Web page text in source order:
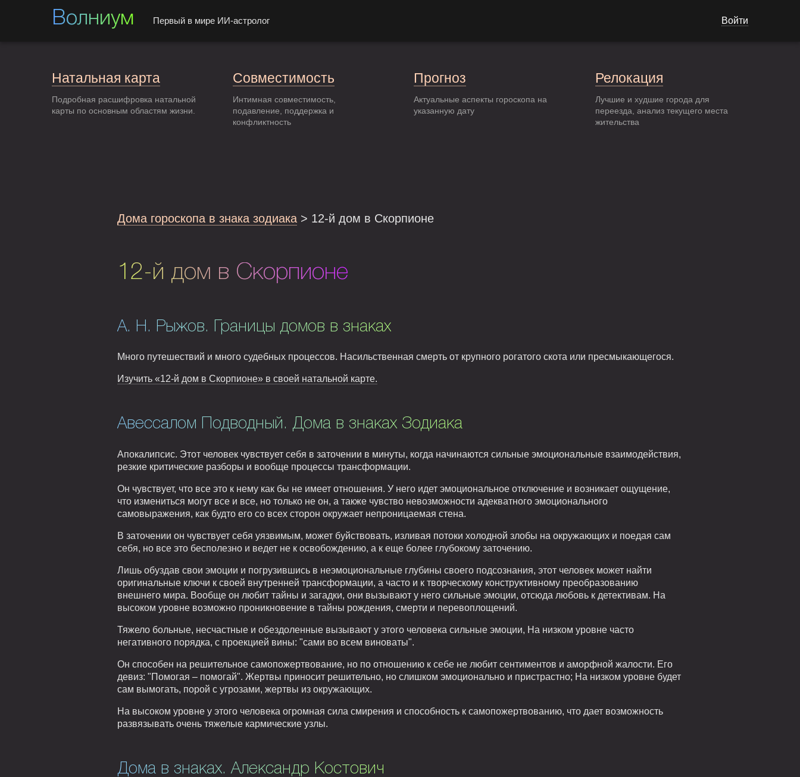
Волниум Первый в мире ИИ-астролог Войти
Натальная карта
Подробная расшифровка натальной
карты по основным областям жизни.
Совместимость
Интимная совместимость,
подавление, поддержка и
конфликтность
Прогноз
Актуальные аспекты гороскопа на
указанную дату
Релокация
Лучшие и худшие города для
переезда, анализ текущего места
жительства
Дома гороскопа в знака зодиака > 12-й дом в Скорпионе
12-й дом в Скорпионе
А. Н. Рыжов. Границы домов в знаках
Много путешествий и много судебных процессов. Насильственная смерть от крупного рогатого скота или пресмыкающегося.
Изучить «12-й дом в Скорпионе» в своей натальной карте.
Авессалом Подводный. Дома в знаках Зодиака
Апокалипсис. Этот человек чувствует себя в заточении в минуты, когда начинаются сильные эмоциональные взаимодействия,
резкие критические разборы и вообще процессы трансформации.
Он чувствует, что все это к нему как бы не имеет отношения. У него идет эмоциональное отключение и возникает ощущение,
что измениться могут все и все, но только не он, а также чувство невозможности адекватного эмоционального
самовыражения, как будто его со всех сторон окружает непроницаемая стена.
В заточении он чувствует себя уязвимым, может буйствовать, изливая потоки холодной злобы на окружающих и поедая сам
себя, но все это бесполезно и ведет не к освобождению, а к еще более глубокому заточению.
Лишь обуздав свои эмоции и погрузившись в неэмоциональные глубины своего подсознания, этот человек может найти
оригинальные ключи к своей внутренней трансформации, а часто и к творческому конструктивному преобразованию
внешнего мира. Вообще он любит тайны и загадки, они вызывают у него сильные эмоции, отсюда любовь к детективам. На
высоком уровне возможно проникновение в тайны рождения, смерти и перевоплощений.
Тяжело больные, несчастные и обездоленные вызывают у этого человека сильные эмоции, На низком уровне часто
негативного порядка, с проекцией вины: "сами во всем виноваты".
Он способен на решительное самопожертвование, но по отношению к себе не любит сентиментов и аморфной жалости. Его
девиз: "Помогая – помогай". Жертвы приносит решительно, но слишком эмоционально и пристрастно; На низком уровне будет
сам вымогать, порой с угрозами, жертвы из окружающих.
На высоком уровне у этого человека огромная сила смирения и способность к самопожертвованию, что дает возможность
развязывать очень тяжелые кармические узлы.
Дома в знаках. Александр Костович